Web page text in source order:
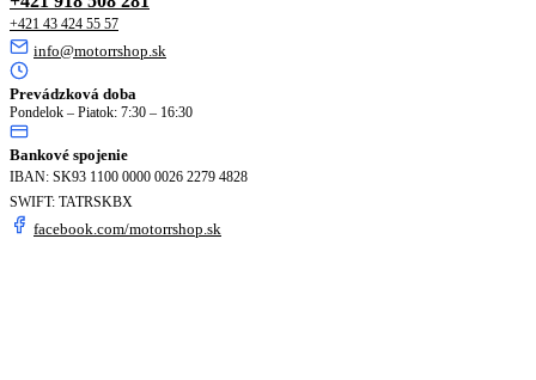
+421 43 424 55 57
info@motorrshop.sk
Prevádzková doba
Pondelok – Piatok: 7:30 – 16:30
Bankové spojenie
IBAN: SK93 1100 0000 0026 2279 4828
SWIFT: TATRSKBX
facebook.com/motorrshop.sk